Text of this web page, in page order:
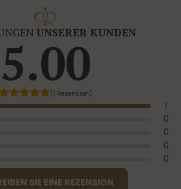
UNSERER KUNDEN
5.00
(1 Rezension)
1
0
0
0
0
SIE EINE REZENSION